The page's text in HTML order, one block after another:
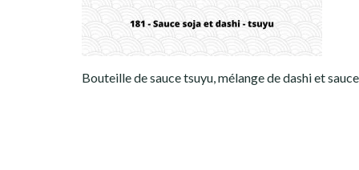
Bouteille de sauce tsuyu, mélange de dashi et